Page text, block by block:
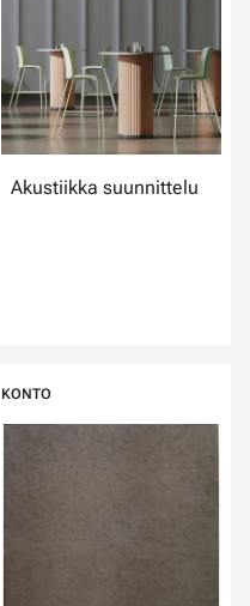
Akustiikka suunnittelu
KONTO